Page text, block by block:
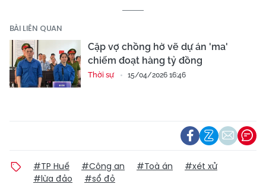
BÀI LIÊN QUAN
Cặp vợ chồng hờ vẽ dự án 'ma'
chiếm đoạt hàng tỷ đồng
Thời sự 15/04/2026 16:46
#TP Huế #Công an #Toà án
#xét xử
#lừa đảo
#sổ đỏ